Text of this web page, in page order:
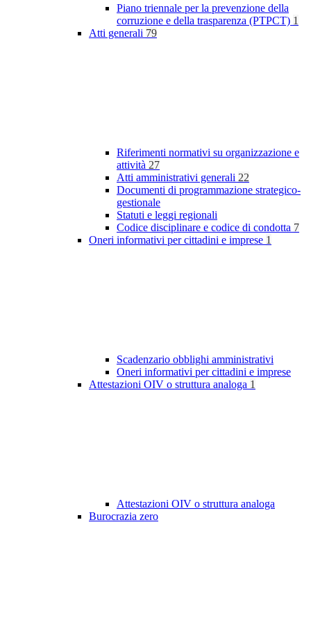
Piano triennale per la prevenzione della
corruzione e della trasparenza (PTPCT) 1
Atti generali 79
Riferimenti normativi su organizzazione e
attività 27
Atti amministrativi generali 22
Documenti di programmazione strategico-
gestionale
Statuti e leggi regionali
Codice disciplinare e codice di condotta 7
Oneri informativi per cittadini e imprese 1
Scadenzario obblighi amministrativi
Oneri informativi per cittadini e imprese
Attestazioni OIV o struttura analoga 1
Attestazioni OIV o struttura analoga
Burocrazia zero